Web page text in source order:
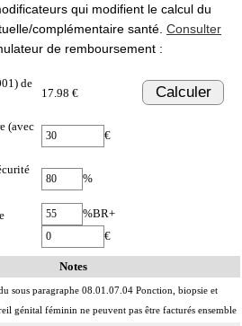
qui modifient le calcul du
complémentaire santé. Consulter
de remboursement :
de
17.98 € Calculer
(avec
€
%
%BR+
€
Notes
sous paragraphe 08.01.07.04 Ponction, biopsie et
génital féminin ne peuvent pas être facturés ensemble